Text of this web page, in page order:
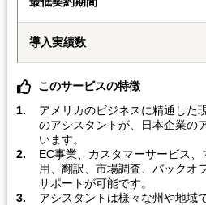
導入実績数
このサービスの特徴
アメリカのビジネスに精通した
のアシスタントが、日本企業の
います。
EC事業、カスタマーサービス
用、翻訳、市場調査、バックオ
サポートが可能です。
アシスタントは様々な州や地域